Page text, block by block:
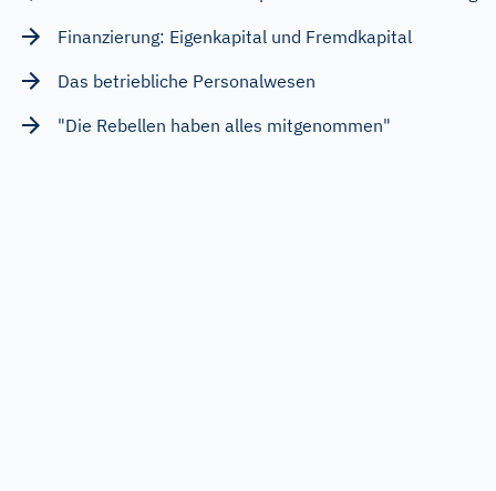
Finanzierung: Eigenkapital und Fremdkapital
Das betriebliche Personalwesen
"Die Rebellen haben alles mitgenommen"